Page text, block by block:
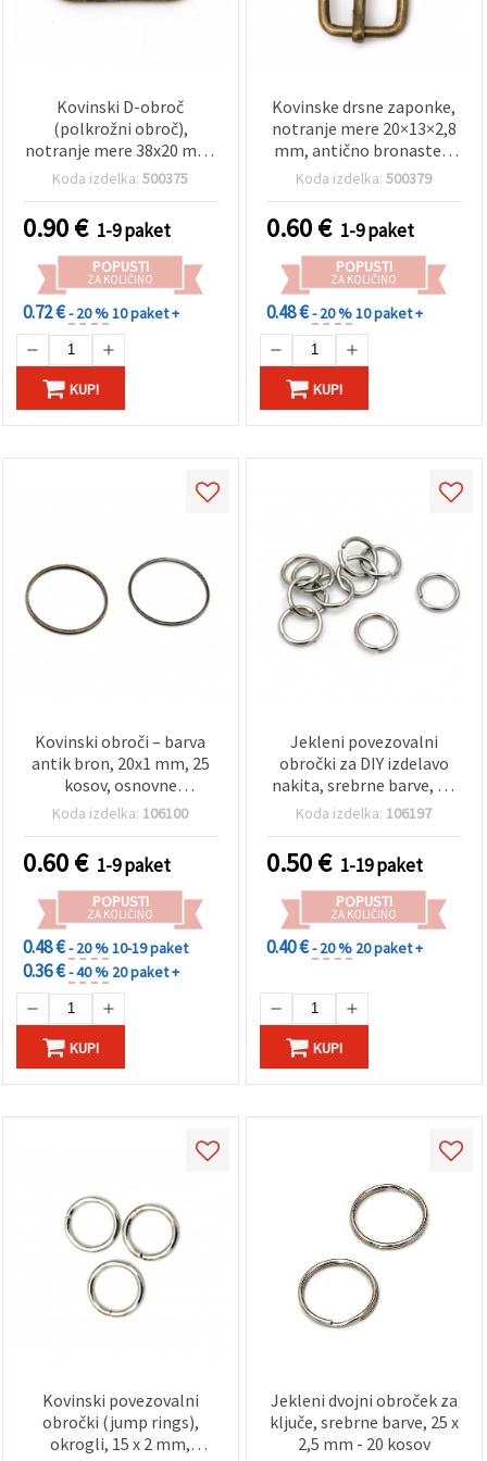
Kovinski D-obroč
(polkrožni obroč),
notranje mere 38x20 mm,
debelina 2,8 mm, antik
Koda izdelka:500375
0.90€ 1-9 paket
POPUSTI
ZA KOLIČINO
0.72 €- 20 %10 paket +
KUPI
Kovinske drsne zaponke,
notranje mere 20×13×2,8
mm, antično bronaste –
10 kosov
Koda izdelka:500379
0.60€ 1-9 paket
POPUSTI
ZA KOLIČINO
0.48 €- 20 %10 paket +
KUPI
Kovinski obroči – barva
antik bron, 20x1 mm, 25
kosov, osnovne
komponente za DIY nakit,
Koda izdelka: 106100
0.60€ 1-9 paket
POPUSTI
ZA KOLIČINO
0.48 €- 20 %10-19 paket
0.36 €- 40 % 20 paket +
KUPI
Jekleni povezovalni
obročki za DIY izdelavo
nakita, srebrne barve, 6 x
0,7 mm, 20 kosov
Koda izdelka: 106197
0.50€ 1-19 paket
POPUSTI
ZA KOLIČINO
0.40 €- 20 % 20 paket +
KUPI
Kovinski povezovalni
obročki (jump rings),
okrogli, 15 x 2 mm,
Jekleni dvojni obroček za
ključe, srebrne barve, 25 x
2,5 mm - 20 kosov